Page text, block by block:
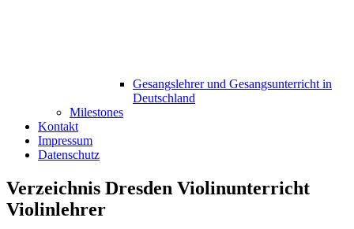
Gesangslehrer und Gesangsunterricht in
Deutschland
Milestones
Kontakt
Impressum
Datenschutz
Verzeichnis Dresden Violinunterricht
Violinlehrer